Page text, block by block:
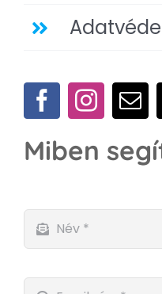
Miben